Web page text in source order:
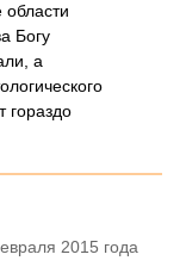
Богу
а
гораздо
2015 года